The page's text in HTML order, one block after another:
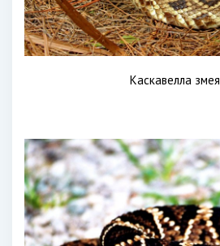
Каскавелла змея